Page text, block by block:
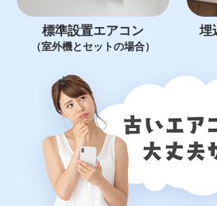
標準設置エアコン
（室外機とセットの場合）
埋